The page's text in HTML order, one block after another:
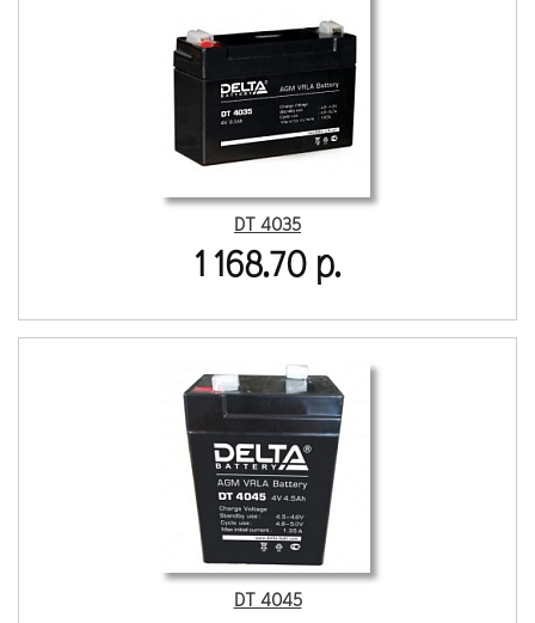
DT 4035
1 168.70 р.
DT 4045